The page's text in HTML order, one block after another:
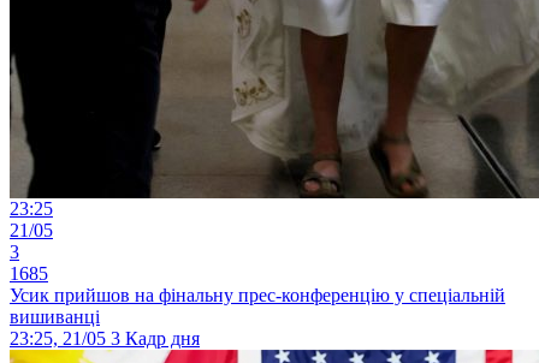
23:25
21/05
3
1685
Усик прийшов на фінальну прес-конференцію у спеціальній
вишиванці
23:25, 21/05 3 Кадр дня